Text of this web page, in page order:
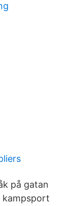
på gatan
kampsport